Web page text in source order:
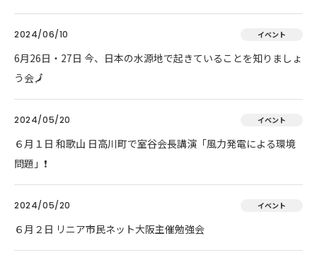
2024/06/10 イベント
6月26日・27日 今、日本の水源地で起きていることを知りましょ
う会🗾
2024/05/20 イベント
６月１日 和歌山 日高川町で室谷会長講演「風力発電による環境
問題」❗
2024/05/20 イベント
６月２日 リニア市民ネット大阪主催勉強会